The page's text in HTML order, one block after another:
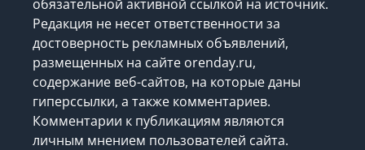
обязательной активной ссылкой на источник.
Редакция не несет ответственности за
достоверность рекламных объявлений,
размещенных на сайте orenday.ru,
содержание веб-сайтов, на которые даны
гиперссылки, а также комментариев.
Комментарии к публикациям являются
личным мнением пользователей сайта.